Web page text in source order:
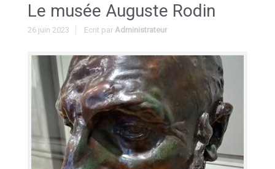
Le musée Auguste Rodin
26 juin 2023 Ecrit par Administrateur